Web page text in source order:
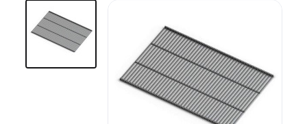
Мебельные образцы, каталоги